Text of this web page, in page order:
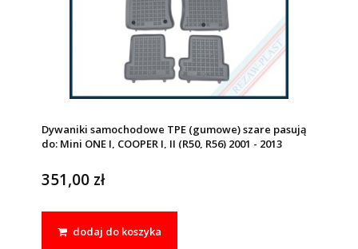
Dywaniki samochodowe TPE (gumowe) szare pasują
do: Mini ONE I, COOPER I, II (R50, R56) 2001 - 2013
351,00 zł
dodaj do koszyka